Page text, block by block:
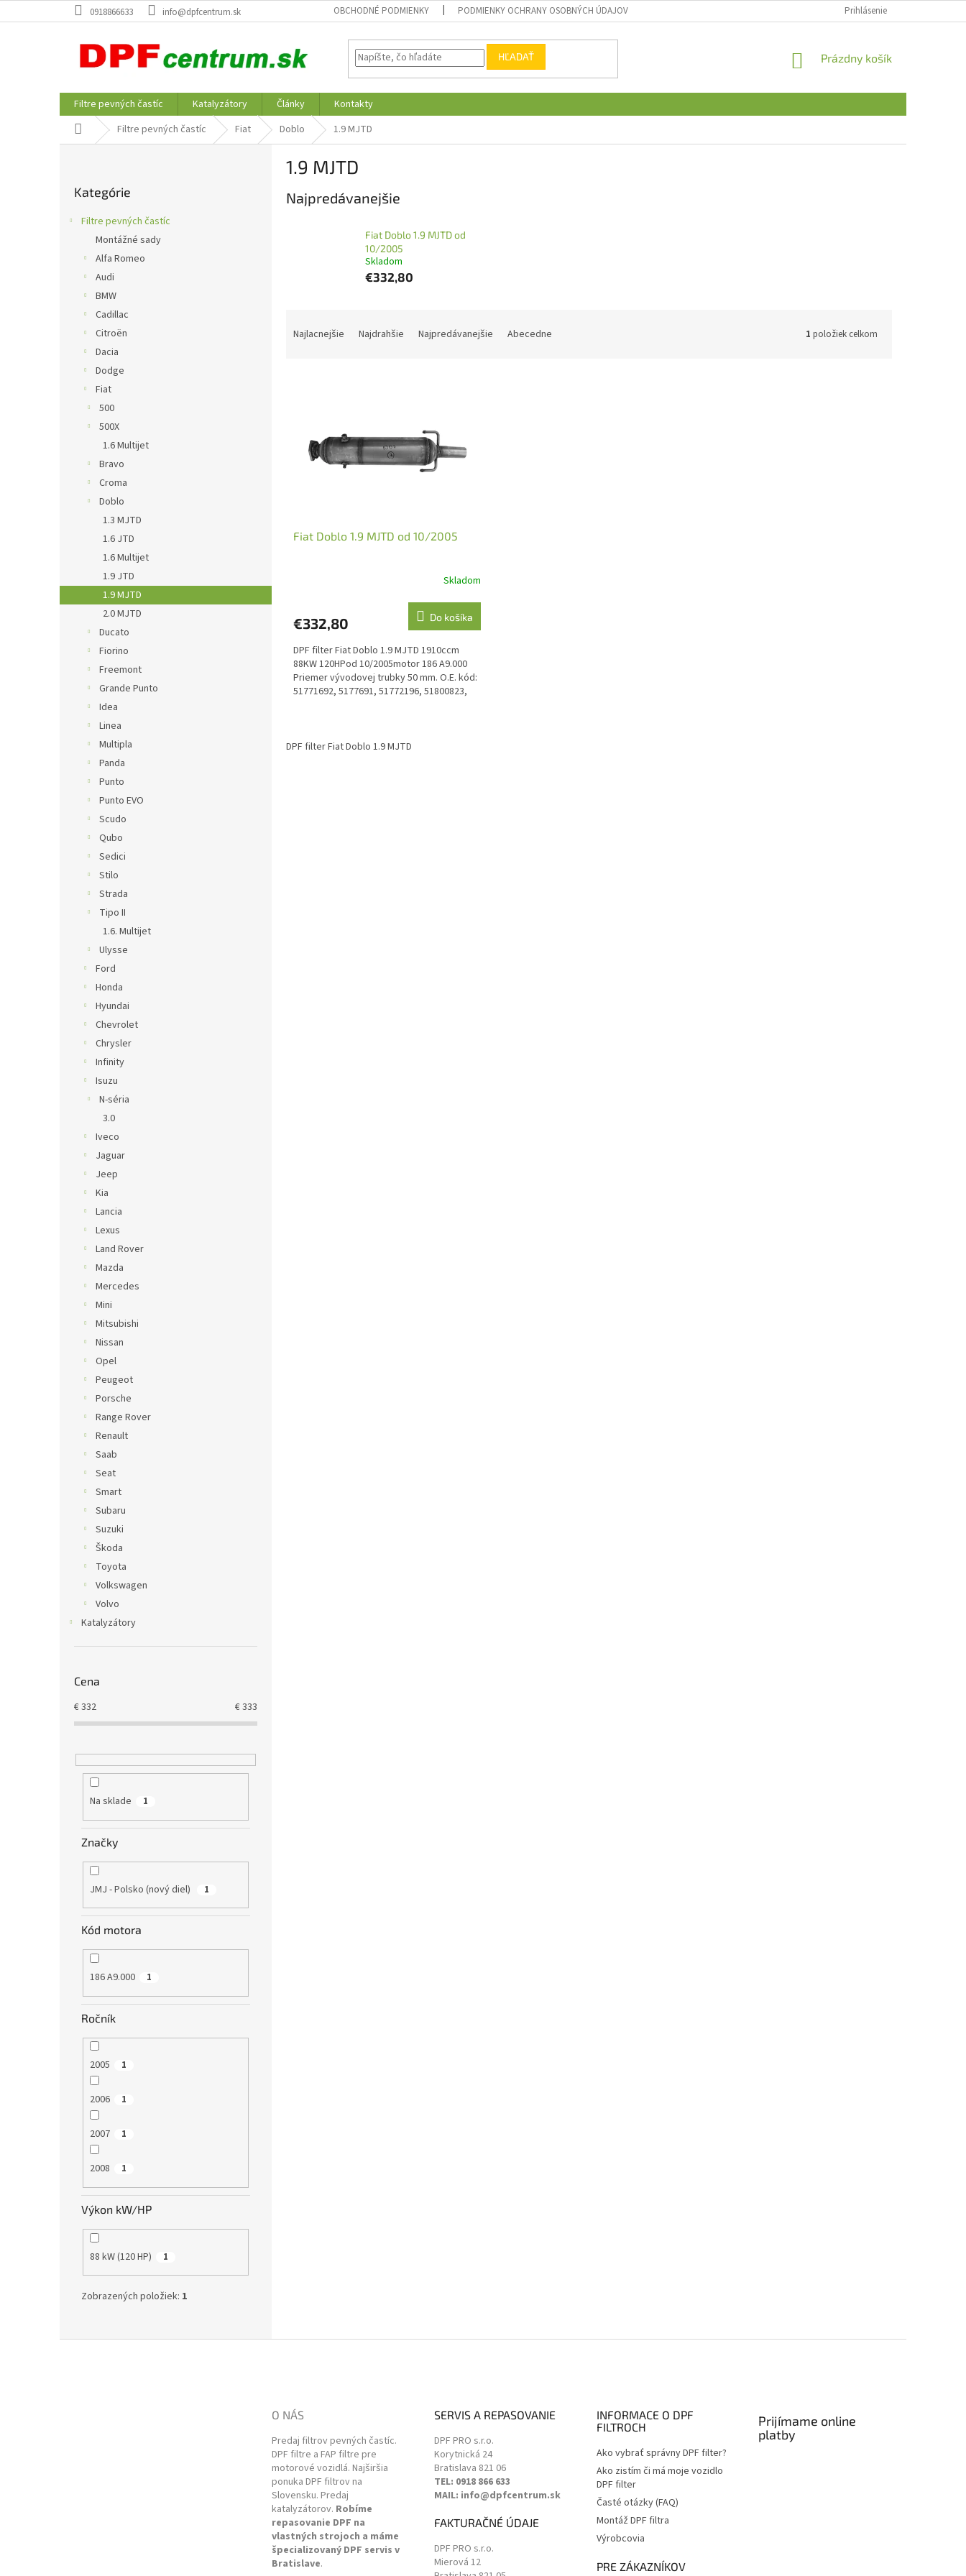
na
0918866633 info@dpfcentrum.sk OBCHODNÉ PODMIENKY PODMIENKY OCHRANY OSOBNÝCH ÚDAJOV Prihlásenie
HĽADAŤ
NÁKUPNÝ
Prázdny košík
Filtre pevných častíc Katalyzátory Články
Kontakty
DomovFiltre pevných častíc Fiat Doblo 1.9 MJTD
kategórie
Kategórie
Filtre pevných častíc
Montážné sady
Alfa Romeo
Audi
BMW
Cadillac
Citroën
Dacia
Dodge
Fiat
500
500X
1.6 Multijet
Bravo
Croma
Doblo
1.3 MJTD
1.6 JTD
1.6 Multijet
1.9 JTD
1.9 MJTD
2.0 MJTD
Ducato
Fiorino
Freemont
Grande Punto
Idea
Linea
Multipla
Panda
Punto
Punto EVO
Scudo
Qubo
Sedici
Stilo
Strada
Tipo II
1.6. Multijet
Ulysse
Ford
Honda
Hyundai
Chevrolet
Chrysler
Infinity
Isuzu
N-séria
3.0
Iveco
Jaguar
Jeep
Kia
Lancia
Lexus
Land Rover
Mazda
Mercedes
Mini
Mitsubishi
Nissan
Opel
Peugeot
Porsche
Range Rover
Renault
Saab
Seat
Smart
Subaru
Suzuki
Škoda
Toyota
Volkswagen
Volvo
Katalyzátory
Cena
€332 €333
Na sklade 1
Značky
JMJ - Polsko (nový diel) 1
Kód motora
186 A9.000 1
Ročník
2005 1
2006 1
2007 1
2008 1
Výkon kW/HP
88 kW (120 HP) 1
Zobrazených položiek: 1
1.9 MJTD
Najpredávanejšie
Fiat Doblo 1.9 MJTD od
10/2005
Skladom
€332,80
Najlacnejšie Najdrahšie Najpredávanejšie Abecedne 1 položiek celkom
Fiat Doblo 1.9 MJTD od 10/2005
Skladom
€332,80 Do košíka
DPF filter Fiat Doblo 1.9 MJTD 1910ccm
88KW 120HPod 10/2005motor 186 A9.000
Priemer vývodovej trubky 50 mm. O.E. kód:
51771692, 5177691, 51772196, 51800823,
DPF filter Fiat Doblo 1.9 MJTD
O NÁS
Predaj filtrov pevných častíc.
DPF filtre a FAP filtre pre
motorové vozidlá. Najširšia
ponuka DPF filtrov na
Slovensku. Predaj
katalyzátorov. Robíme
repasovanie DPF na
vlastných strojoch a máme
špecializovaný DPF servis v
Bratislave.
SERVIS A REPASOVANIE
DPF PRO s.r.o.
Korytnická 24
Bratislava 821 06
TEL: 0918 866 633
MAIL: info@dpfcentrum.sk
FAKTURAČNÉ ÚDAJE
DPF PRO s.r.o.
Mierová 12
INFORMACE O DPF
FILTROCH
Ako vybrať správny DPF filter?
Ako zistím či má moje vozidlo
DPF filter
Časté otázky (FAQ)
Montáž DPF filtra
Výrobcovia
PRE ZÁKAZNÍKOV
Prijímame online
platby